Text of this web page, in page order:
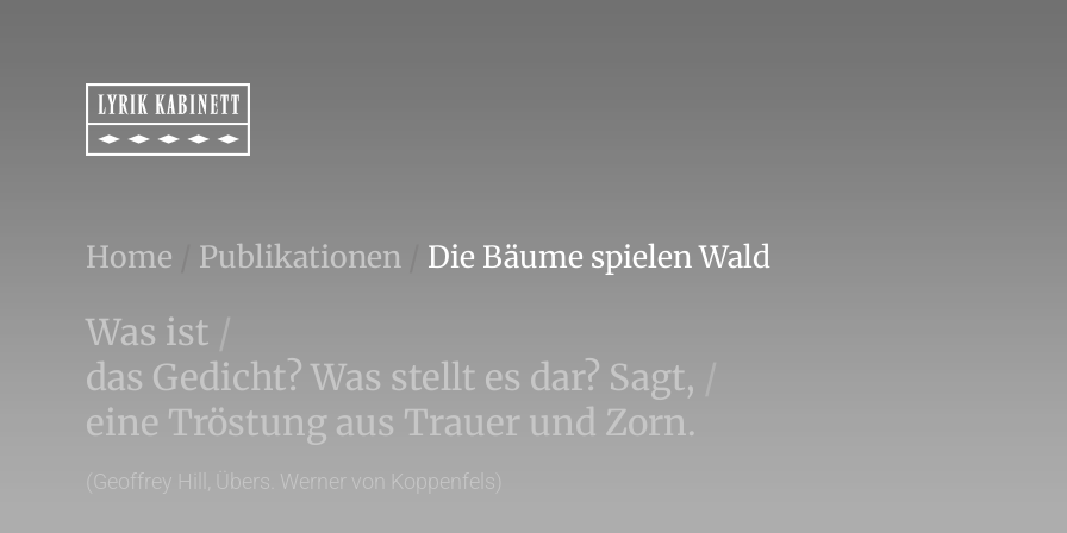
Home Publikationen Die Bäume spielen Wald
Was ist /
das Gedicht? Was stellt es dar? Sagt,
eine Tröstung aus Trauer und Zorn.
(Geoffrey Hill, Übers. Werner von Koppenfels)